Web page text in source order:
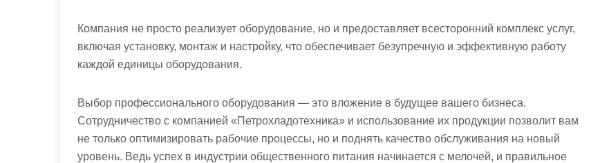
Компания не просто реализует оборудование, но и предоставляет всесторонний комплекс услуг,
включая установку, монтаж и настройку, что обеспечивает безупречную и эффективную работу
каждой единицы оборудования.
Выбор профессионального оборудования — это вложение в будущее вашего бизнеса.
Сотрудничество с компанией «Петрохладотехника» и использование их продукции позволит вам
не только оптимизировать рабочие процессы, но и поднять качество обслуживания на новый
уровень. Ведь успех в индустрии общественного питания начинается с мелочей, и правильное